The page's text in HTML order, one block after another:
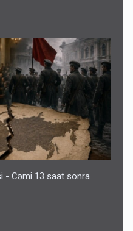
- Cəmi 13 saat sonra